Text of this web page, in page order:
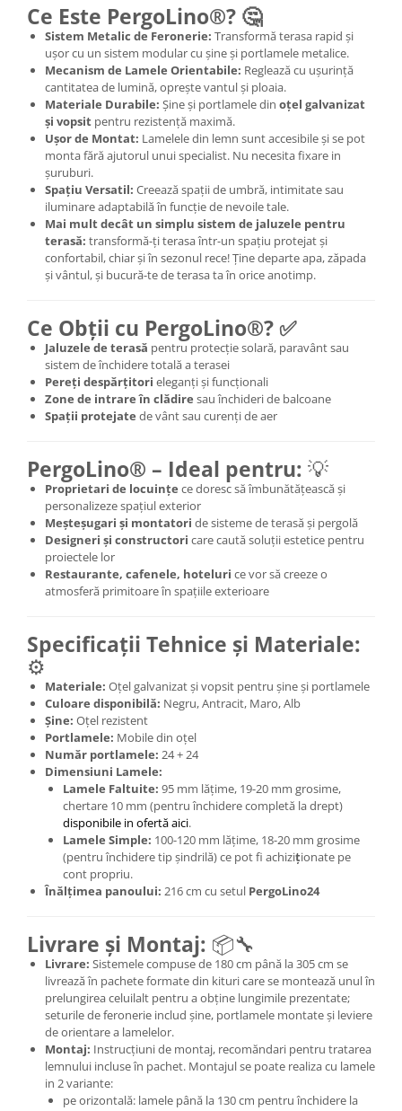
Ce Este PergoLino®? 🤔
Sistem Metalic de Feronerie: Transformă terasa rapid și
ușor cu un sistem modular cu șine și portlamele metalice.
Mecanism de Lamele Orientabile: Reglează cu ușurință
cantitatea de lumină, oprește vantul și ploaia.
Materiale Durabile: Șine și portlamele din oțel galvanizat
și vopsit pentru rezistență maximă.
Ușor de Montat: Lamelele din lemn sunt accesibile și se pot
monta fără ajutorul unui specialist. Nu necesita fixare in
șuruburi.
Spațiu Versatil: Creează spații de umbră, intimitate sau
iluminare adaptabilă în funcție de nevoile tale.
Mai mult decât un simplu sistem de jaluzele pentru
terasă: transformă-ți terasa într-un spațiu protejat și
confortabil, chiar și în sezonul rece! Ține departe apa, zăpada
și vântul, și bucură-te de terasa ta în orice anotimp.
Ce Obții cu PergoLino®? ✅
Jaluzele de terasă pentru protecție solară, paravânt sau
sistem de închidere totală a terasei
Pereți despărțitori eleganți și funcționali
Zone de intrare în clădire sau închideri de balcoane
Spații protejate de vânt sau curenți de aer
PergoLino® – Ideal pentru: 💡
Proprietari de locuințe ce doresc să îmbunătățească și
personalizeze spațiul exterior
Meșteșugari și montatori de sisteme de terasă și pergolă
Designeri și constructori care caută soluții estetice pentru
proiectele lor
Restaurante, cafenele, hoteluri ce vor să creeze o
atmosferă primitoare în spațiile exterioare
Specificații Tehnice și Materiale:
⚙️
Materiale: Oțel galvanizat și vopsit pentru șine și portlamele
Culoare disponibilă: Negru, Antracit, Maro, Alb
Șine: Oțel rezistent
Portlamele: Mobile din oțel
Număr portlamele: 24 + 24
Dimensiuni Lamele:
Lamele Faltuite: 95 mm lățime, 19-20 mm grosime,
chertare 10 mm (pentru închidere completă la drept)
disponibile in ofertă aici.
Lamele Simple: 100-120 mm lățime, 18-20 mm grosime
(pentru închidere tip șindrilă) ce pot fi achiziționate pe
cont propriu.
Înălțimea panoului: 216 cm cu setul PergoLino24
Livrare și Montaj: 📦🔧
Livrare: Sistemele compuse de 180 cm până la 305 cm se
livrează în pachete formate din kituri care se montează unul în
prelungirea celuilalt pentru a obține lungimile prezentate;
seturile de feronerie includ șine, portlamele montate și leviere
de orientare a lamelelor.
Montaj: Instrucțiuni de montaj, recomăndari pentru tratarea
lemnului incluse în pachet. Montajul se poate realiza cu lamele
in 2 variante:
pe orizontală: lamele până la 130 cm pentru închidere la